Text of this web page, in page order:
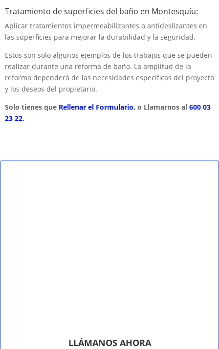
Tratamiento de superficies del baño en Montesquíu:
Aplicar tratamientos impermeabilizantes o antideslizantes en
las superficies para mejorar la durabilidad y la seguridad.
Estos son solo algunos ejemplos de los trabajos que se pueden
realizar durante una reforma de baño. La amplitud de la
reforma dependerá de las necesidades específicas del proyecto
y los deseos del propietario.
Solo tienes que Rellenar el Formulario. o Llamarnos al 600 03
23 22.
LLÁMANOS AHORA